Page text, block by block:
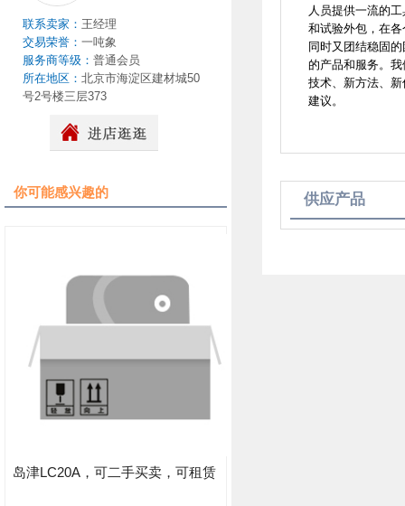
联系卖家： 王经理
交易荣誉： 一吨象
服务商等级： 普通会员
所在地区： 北京市海淀区建材城50
号2号楼三层373
你可能感兴趣的
岛津LC20A，可二手买卖，可租赁
人员提供一流的
和试验外包，在
同时又团结稳固
的产品和服务。
技术、新方法、
建议。
供应产品